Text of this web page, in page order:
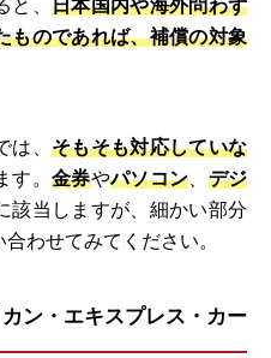
、 日本国内や海外問わず
ものであれば、補償の対象
は、 そもそも対応していな
す。 金券やパソコン
デジ
該当しますが、細かい部分
わせてみてください。
ン・エキスプレス・カー